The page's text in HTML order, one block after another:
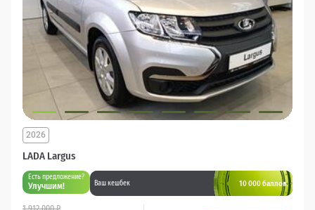
LADA Largus
2026
Есть предложение?
Улучшим! Ваш кешбек 10 000 баллов